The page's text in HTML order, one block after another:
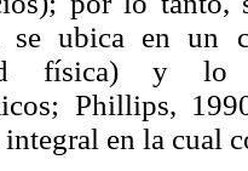
se ubica en un
física) y lo
Phillips,
en la cual